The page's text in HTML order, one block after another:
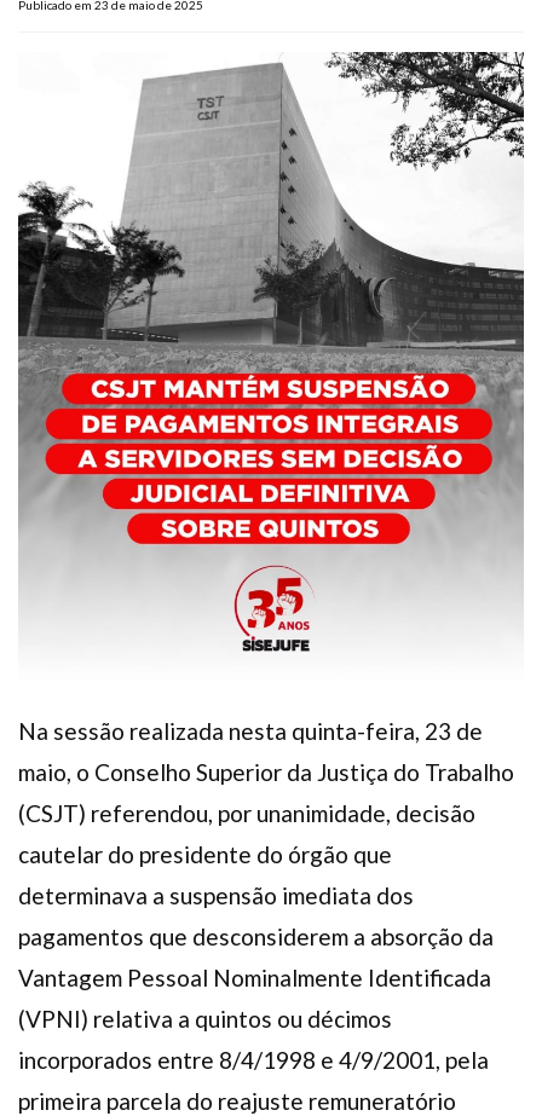
Publicado em 23 de maio de 2025
Na sessão realizada nesta quinta-feira, 23 de
maio, o Conselho Superior da Justiça do Trabalho
(CSJT) referendou, por unanimidade, decisão
cautelar do presidente do órgão que
determinava a suspensão imediata dos
pagamentos que desconsiderem a absorção da
Vantagem Pessoal Nominalmente Identificada
(VPNI) relativa a quintos ou décimos
incorporados entre 8/4/1998 e 4/9/2001, pela
primeira parcela do reajuste remuneratório
Pós-graduação
FacebookInstagram Youtube Whatsapp